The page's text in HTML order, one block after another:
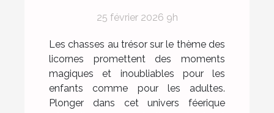
chasse au trésor sur le
thème des licornes
25 février 2026 9h
Les chasses au trésor sur le thème des
licornes promettent des moments
magiques et inoubliables pour les
enfants comme pour les adultes.
Plonger dans cet univers féerique